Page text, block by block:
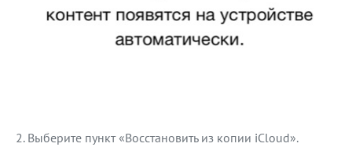
Выберите пункт «Восстановить из копии iCloud».